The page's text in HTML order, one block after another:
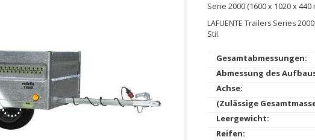
Serie 2000 (1600 x 1020 x 440
LAFUENTE Trailers Series
Stil.
Gesamtabmessungen:
Abmessung des
Achse:
(Zulässige
Leergewicht:
Reifen: